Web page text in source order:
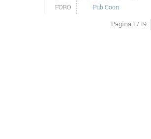
FORO Pub Coon
Página 1 / 19